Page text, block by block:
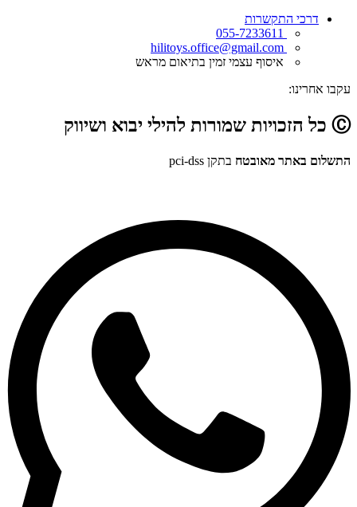
דרכי התקשרות
איסוף עצמי זמין בתיאום מראש
עקבו אחרינו:
Ⓒ כל הזכויות שמורות להילי יבוא ושיווק
התשלום באתר מאובטח בתקן pci-dss